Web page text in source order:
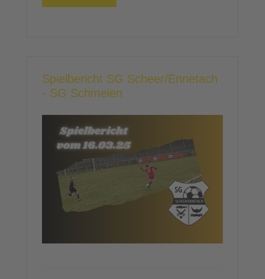
Spielbericht SG Scheer/Ennetach
- SG Schmeien